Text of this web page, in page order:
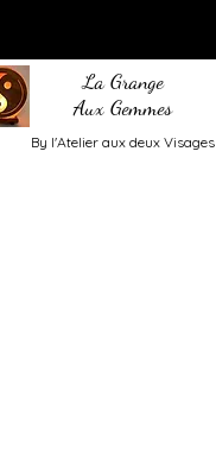
La Grange
Aux Gemmes
By l'Atelier aux deux Visages